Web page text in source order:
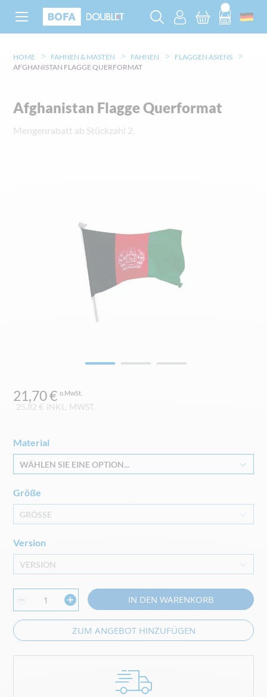
HOME FAHNEN & MASTEN FAHNEN
FLAGGEN ASIENS
AFGHANISTAN FLAGGE QUERFORMAT
25,82 € INKL. MWST.
21,70 €
Material
WÄHLEN SIE EINE OPTION...
Größe
GRÖSSE
Version
VERSION
IN DEN WARENKORB
ZUM ANGEBOT HINZUFÜGEN
Afghanistan Flagge Querformat
Mengenrabatt ab Stückzahl 2.
Anfang
der